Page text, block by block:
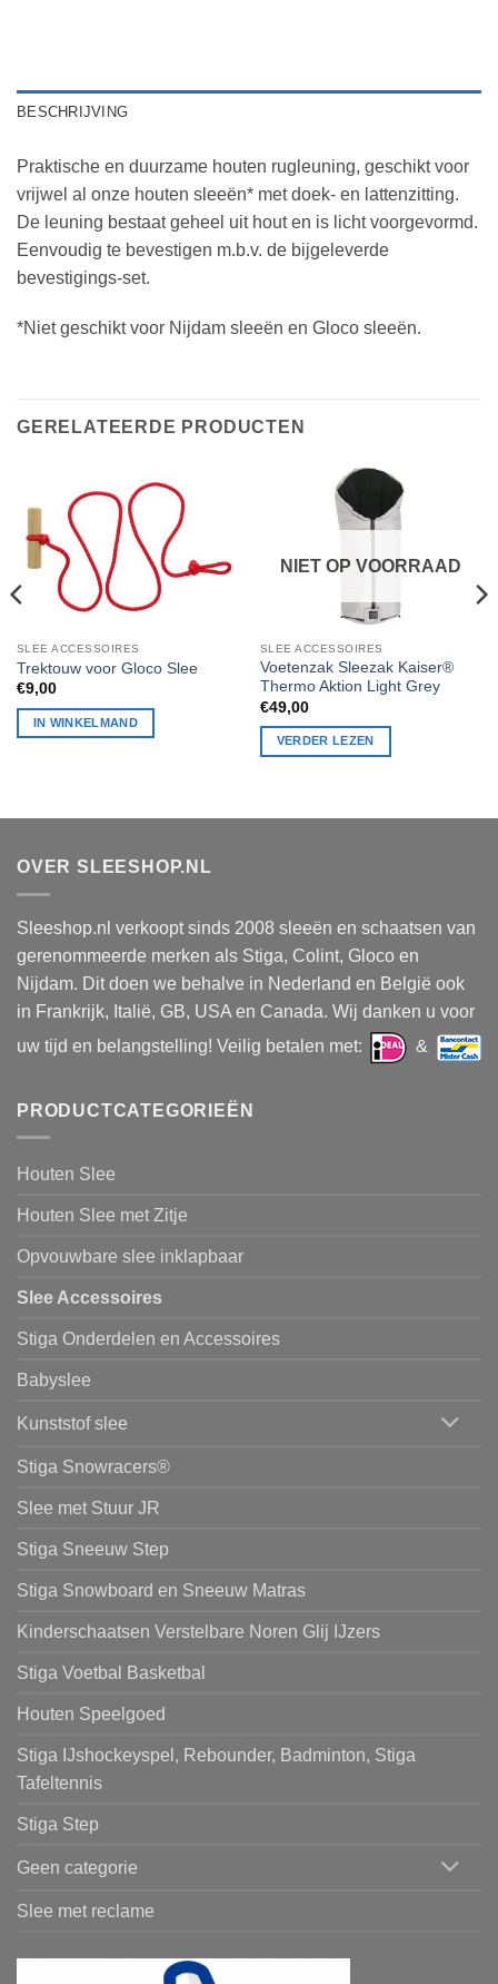
BESCHRIJVING
Praktische en duurzame houten rugleuning, geschikt voor
vrijwel al onze houten sleeën* met doek- en lattenzitting.
De leuning bestaat geheel uit hout en is licht voorgevormd.
Eenvoudig te bevestigen m.b.v. de bijgeleverde
bevestigings-set.
*Niet geschikt voor Nijdam sleeën en Gloco sleeën.
GERELATEERDE PRODUCTEN
SLEE ACCESSOIRES
Trektouw voor Gloco Slee
€9,00
IN WINKELMAND
NIET OP VOORRAAD
SLEE ACCESSOIRES
Voetenzak Sleezak Kaiser®
Thermo Aktion Light Grey
€49,00
VERDER LEZEN
OVER SLEESHOP.NL
Sleeshop.nl verkoopt sinds 2008 sleeën en schaatsen van
gerenommeerde merken als Stiga, Colint, Gloco en
Nijdam. Dit doen we behalve in Nederland en België ook
in Frankrijk, Italië, GB, USA en Canada. Wij danken u voor
uw tijd en belangstelling! Veilig betalen met:
&
PRODUCTCATEGORIEËN
Houten Slee
Houten Slee met Zitje
Opvouwbare slee inklapbaar
Slee Accessoires
Stiga Onderdelen en Accessoires
Babyslee
Kunststof slee
Stiga Snowracers®
Slee met Stuur JR
Stiga Sneeuw Step
Stiga Snowboard en Sneeuw Matras
Kinderschaatsen Verstelbare Noren Glij IJzers
Stiga Voetbal Basketbal
Houten Speelgoed
Stiga IJshockeyspel, Rebounder, Badminton, Stiga
Tafeltennis
Stiga Step
Geen categorie
Slee met reclame